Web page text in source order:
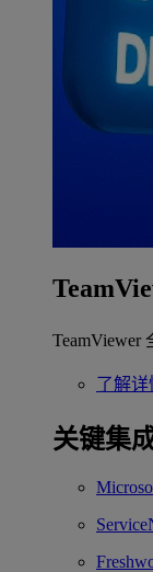
TeamViewer
了解详
关键集